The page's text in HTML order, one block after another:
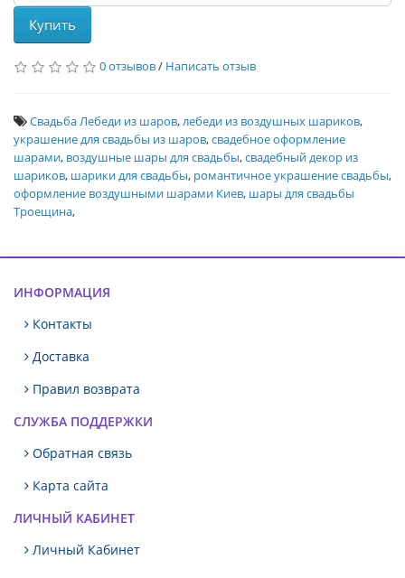
Купить
0 отзывов/ Написать отзыв
Свадьба Лебеди из шаров,лебеди из воздушных шариков,
украшение для свадьбы из шаров,свадебное оформление
шарами, воздушные шары для свадьбы,свадебный декор из
шариков, шарики для свадьбы, романтичное украшение свадьбы,
оформление воздушными шарами Киев, шары для свадьбы
Троещина,
ИНФОРМАЦИЯ
Контакты
Доставка
Правил возврата
СЛУЖБА ПОДДЕРЖКИ
Обратная связь
Карта сайта
ЛИЧНЫЙ КАБИНЕТ
Личный Кабинет